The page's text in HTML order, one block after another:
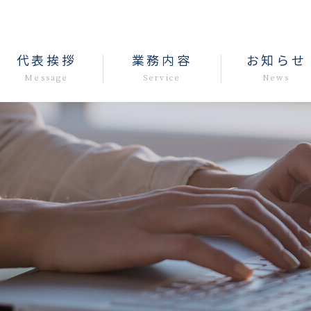
代表挨拶
Message
業務内容
Service
お知らせ
News